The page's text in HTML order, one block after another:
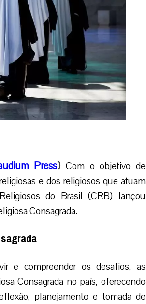
Press) Com o objetivo de
e dos religiosos que atuam
do Brasil (CRB) lançou
Consagrada.
e compreender os desafios, as
Consagrada no país, oferecendo
planejamento e tomada de